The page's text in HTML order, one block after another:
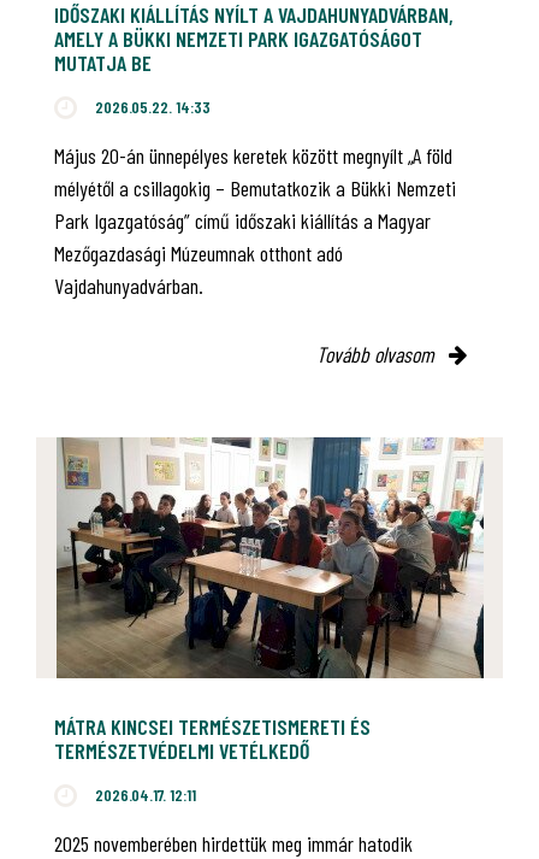
IDŐSZAKI KIÁLLÍTÁS NYÍLT A VAJDAHUNYADVÁRBAN,
AMELY A BÜKKI NEMZETI PARK IGAZGATÓSÁGOT
MUTATJA BE
2026.05.22. 14:33
Május 20-án ünnepélyes keretek között megnyílt „A föld
mélyétől a csillagokig – Bemutatkozik a Bükki Nemzeti
Park Igazgatóság” című időszaki kiállítás a Magyar
Mezőgazdasági Múzeumnak otthont adó
Vajdahunyadvárban.
Tovább olvasom
MÁTRA KINCSEI TERMÉSZETISMERETI ÉS
TERMÉSZETVÉDELMI VETÉLKEDŐ
2026.04.17. 12:11
2025 novemberében hirdettük meg immár hatodik